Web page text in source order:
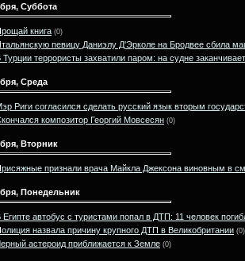
Суббота
книга (0)
певицу Даниэлу Д'Эрколе на Бродвее сбила
Турции террористы захватили паром: на судне
Среда
Риги согласился сделать русский язык вторым
композитор Георгий Мовсесян (0)
Вторник
признали врача Майкла Джексона виновным в
Понедельник
Египте автобус с туристами попал в ДТП: 11 человек
назвала причину крупного ДТП в Великобритании (0)
астероид приближается к Земле (0)